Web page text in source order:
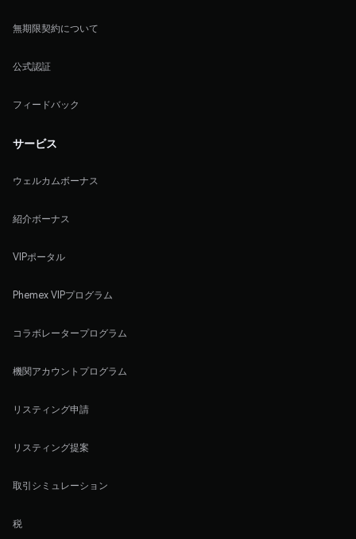
無期限契約について
公式認証
フィードバック
サービス
ウェルカムボーナス
紹介ボーナス
VIPポータル
Phemex VIPプログラム
コラボレータープログラム
機関アカウントプログラム
リスティング申請
リスティング提案
取引シミュレーション
税